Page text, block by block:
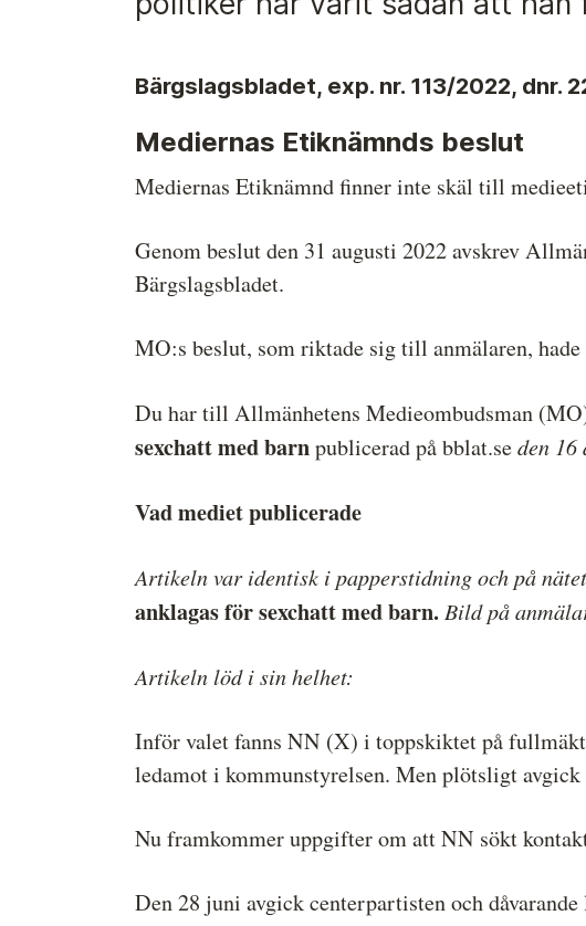
Medieombudsman
Bärgslagsbladet, exp. nr. 113/2022, dnr.
Mediernas Etiknämnds beslut
Mediernas Etiknämnd finner inte skäl till
Genom beslut den 31 augusti 2022 avskrev
Bärgslagsbladet.
MO:s beslut, som riktade sig till anmälaren,
Du har till Allmänhetens Medieombudsman
sexchatt med barnpublicerad på bblat.seden 16
Vad mediet publicerade
Artikeln var identisk i papperstidning och på
anklagas för sexchatt med barn.Bild på
Artikeln löd i sin helhet:
Inför valet fanns NN (X) i toppskiktet på
ledamot i kommunstyrelsen. Men plötsligt avgick
Nu framkommer uppgifter om att NN sökt
Den 28 juni avgick centerpartisten och